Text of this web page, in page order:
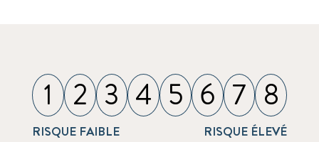
1 2 3 4 5 6 7 8
RISQUE FAIBLE RISQUE ÉLEVÉ